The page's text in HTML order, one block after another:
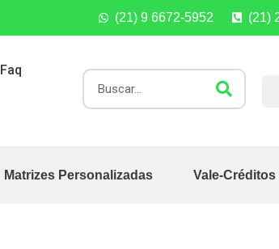
(21) 9 6672-5952 (21)
Faq
Matrizes Personalizadas Vale-Créditos